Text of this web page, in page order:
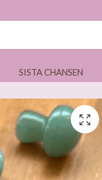
SISTA CHANSEN